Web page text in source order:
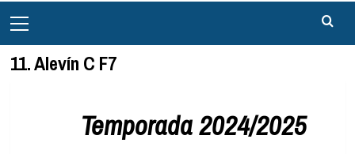
principal
11. Alevín C F7
Temporada 2024/2025